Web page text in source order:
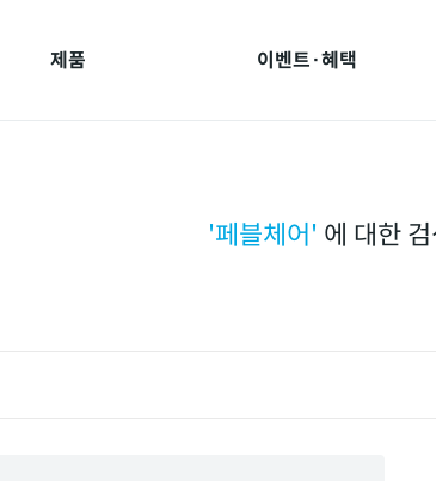
제품 이벤트·혜택
'페블체어 ' 에 대한